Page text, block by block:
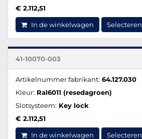
€ 2.112,51
In de winkelwagen Selecteren
41-10070-003
Artikelnummer fabrikant: 64.127.030
Kleur: Ral6011 (resedagroen)
Slotsysteem: Key lock
€ 2.112,51
In de winkelwagen Selecteren